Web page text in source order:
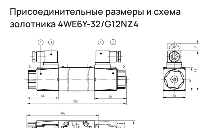
Присоединительные размеры и схема
золотника 4WE6Y-32/G12NZ4